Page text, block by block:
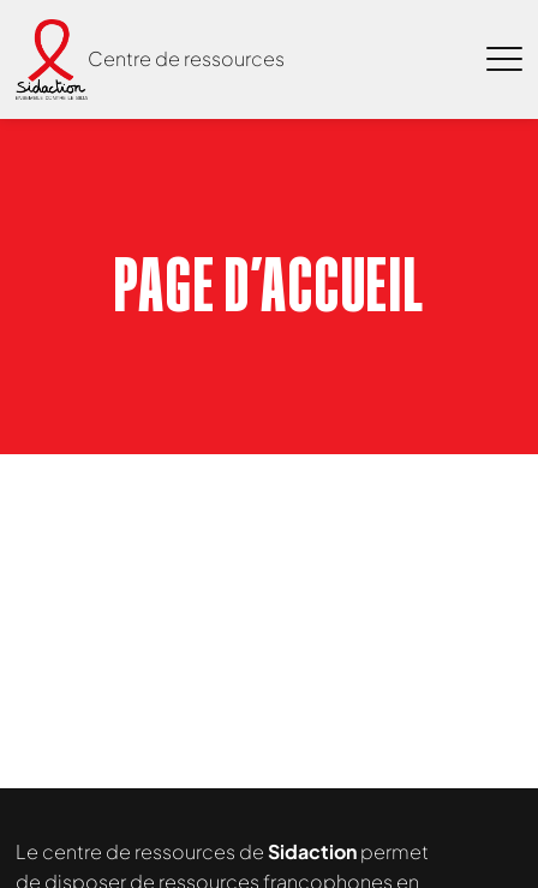
Centre de ressources
PAGE D’ACCUEIL
Le centre de ressources deSidactionpermet
de disposer de ressources francophones en